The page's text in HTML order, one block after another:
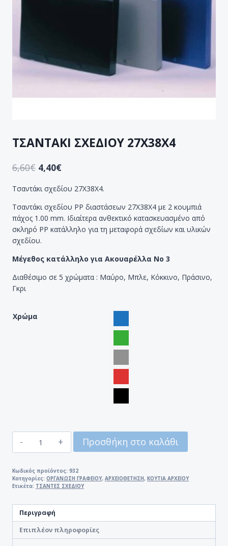
ΤΣΑΝΤΑΚΙ ΣΧΕΔΙΟΥ 27Χ38Χ4
6,60€ 4,40€
Τσαντάκι σχεδίου 27X38X4.
Τσαντάκι σχεδίου PP διαστάσεων 27Χ38Χ4 με 2 κουμπιά
πάχος 1.00 mm. Ιδιαίτερα ανθεκτικό κατασκευασμένο από
σκληρό PP κατάλληλο για τη μεταφορά σχεδίων και υλικών
σχεδίου.
Μέγεθος κατάλληλο για Ακουαρέλλα Νο 3
Διαθέσιμο σε 5 χρώματα : Μαύρο, Μπλε, Κόκκινο, Πράσινο,
Γκρι
Χρώμα
ΣΧΕΔΙΟΥ
ποσότητα
Προσθήκη στο καλάθι
Κωδικός προϊόντος: 932
Κατηγορίες: ΟΡΓΑΝΩΣΗ ΓΡΑΦΕΙΟΥ, ΑΡΧΕΙΟΘΕΤΗΣΗ, ΚΟΥΤΙΑ ΑΡΧΕΙΟΥ
Ετικέτα: ΤΣΑΝΤΕΣ ΣΧΕΔΙΟΥ
Περιγραφή
Επιπλέον πληροφορίες